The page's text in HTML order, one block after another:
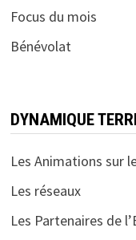
Focus du mois
Bénévolat
DYNAMIQUE
Les Animations sur
Les réseaux
Les Partenaires de